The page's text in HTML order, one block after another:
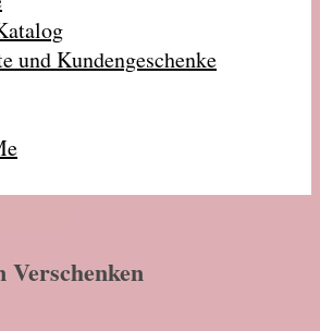
und Kundengeschenke
Verschenken